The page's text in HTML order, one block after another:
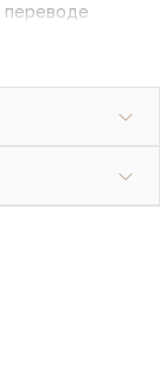
переводе
перец
аромат, не
высший
образа.